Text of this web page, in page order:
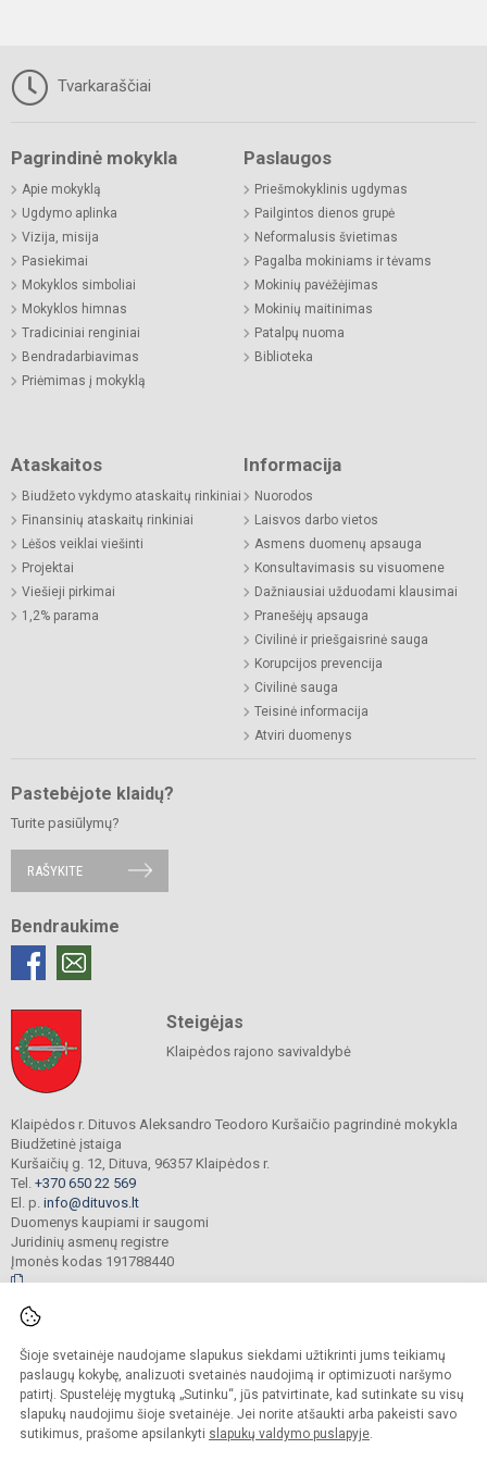
Šioje svetainėje naudojame slapukus siekdami užtikrinti jums teikiamų
paslaugų kokybę, analizuoti svetainės naudojimą ir optimizuoti naršymo
patirtį. Spustelėję mygtuką „Sutinku“, jūs patvirtinate, kad sutinkate su visų
slapukų naudojimu šioje svetainėje. Jei norite atšaukti arba pakeisti savo
sutikimus, prašome apsilankyti slapukų valdymo puslapyje.
Tvarkaraščiai
Pagrindinė mokykla
Apie mokyklą
Ugdymo aplinka
Vizija, misija
Pasiekimai
Mokyklos simboliai
Mokyklos himnas
Tradiciniai renginiai
Bendradarbiavimas
Priėmimas į mokyklą
Paslaugos
Priešmokyklinis ugdymas
Pailgintos dienos grupė
Neformalusis švietimas
Pagalba mokiniams ir tėvams
Mokinių pavėžėjimas
Mokinių maitinimas
Patalpų nuoma
Biblioteka
Ataskaitos
Biudžeto vykdymo ataskaitų rinkiniai
Finansinių ataskaitų rinkiniai
Lėšos veiklai viešinti
Projektai
Viešieji pirkimai
1,2% parama
Informacija
Nuorodos
Laisvos darbo vietos
Asmens duomenų apsauga
Konsultavimasis su visuomene
Dažniausiai užduodami klausimai
Pranešėjų apsauga
Civilinė ir priešgaisrinė sauga
Korupcijos prevencija
Civilinė sauga
Teisinė informacija
Atviri duomenys
Pastebėjote klaidų?
Turite pasiūlymų?
RAŠYKITE
Bendraukime
Steigėjas
Klaipėdos rajono savivaldybė
Klaipėdos r. Dituvos Aleksandro Teodoro Kuršaičio pagrindinė mokykla
Biudžetinė įstaiga
Kuršaičių g. 12, Dituva, 96357 Klaipėdos r.
Tel. +370 650 22 569
El. p. info@dituvos.lt
Duomenys kaupiami ir saugomi
Juridinių asmenų registre
Įmonės kodas 191788440
Visos teisės saugomos. Kopijuoti turinį be raštiško įstaigos administracijos
sutikimo griežtai draudžiama.
Prieinamumo paraiška Slapukų politika
Sumanus būdas atnaujinti